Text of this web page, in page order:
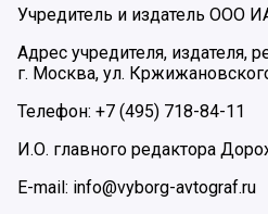
Учредитель и издатель ООО
Адрес учредителя, издателя,
г. Москва, ул.
Телефон: +7 (495) 718-84-11
И.О. главного редактора
E-mail: info@vyborg-avtograf.ru